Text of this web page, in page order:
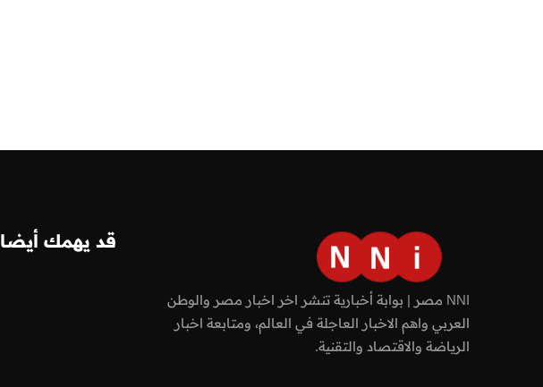
NNI مصر | بوابة أخبارية تنشر اخر اخبار مصر والوطن
العربي واهم الاخبار العاجلة في العالم، ومتابعة اخبار
الرياضة والاقتصاد والتقنية.
قد يهمك أيضا